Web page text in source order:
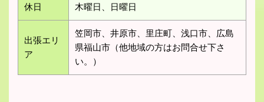
休日 木曜日、日曜日
出張エリ
ア
笠岡市、井原市、里庄町、浅口市、広島
県福山市（他地域の方はお問合せ下さ
い。）